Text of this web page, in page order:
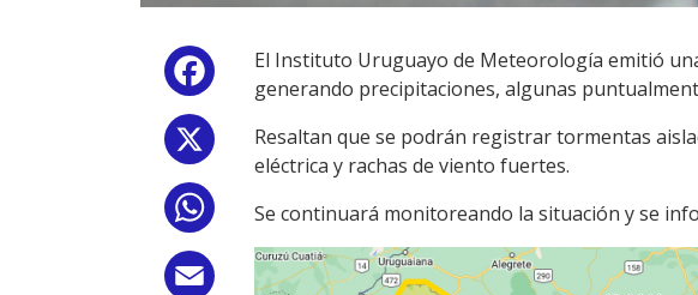
Facebook
WhatsApp
Email
El Instituto Uruguayo de Meteorología emitió
generando precipitaciones, algunas
Resaltan que se podrán registrar tormentas
eléctrica y rachas de viento fuertes.
Se continuará monitoreando la situación y se